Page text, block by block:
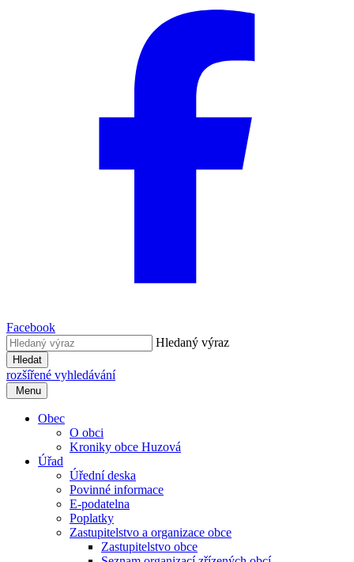
Facebook
Hledaný výraz
Hledat
rozšířené vyhledávání
Menu
Obec
O obci
Kroniky obce Huzová
Úřad
Úřední deska
Povinné informace
E-podatelna
Poplatky
Zastupitelstvo a organizace obce
Zastupitelstvo obce